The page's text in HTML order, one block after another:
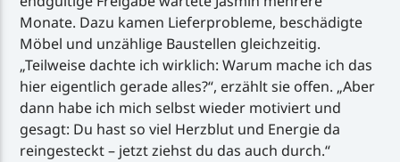
Monate. Dazu kamen Lieferprobleme, beschädigte
Möbel und unzählige Baustellen gleichzeitig.
„Teilweise dachte ich wirklich: Warum mache ich das
hier eigentlich gerade alles?“, erzählt sie offen. „Aber
dann habe ich mich selbst wieder motiviert und
gesagt: Du hast so viel Herzblut und Energie da
reingesteckt – jetzt ziehst du das auch durch.“